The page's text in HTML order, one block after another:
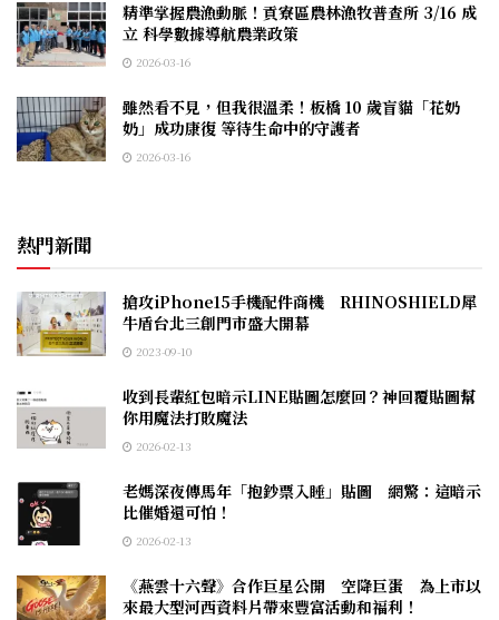
精準掌握農漁動脈！貢寮區農林漁牧普查所 3/16 成
立 科學數據導航農業政策
2026-03-16
雖然看不見，但我很溫柔！板橋 10 歲盲貓「花奶
奶」成功康復 等待生命中的守護者
2026-03-16
熱門新聞
搶攻iPhone15手機配件商機 RHINOSHIELD犀
牛盾台北三創門市盛大開幕
2023-09-10
收到長輩紅包暗示LINE貼圖怎麼回？神回覆貼圖幫
你用魔法打敗魔法
2026-02-13
老媽深夜傳馬年「抱鈔票入睡」貼圖 網驚：這暗示
比催婚還可怕！
2026-02-13
《燕雲十六聲》合作巨星公開 空降巨蛋 為上市以
來最大型河西資料片帶來豐富活動和福利！